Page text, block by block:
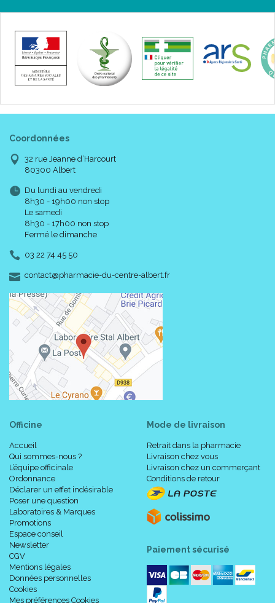
Coordonnées
32 rue Jeanne d’Harcourt
80300 Albert
Du lundi au vendredi
8h30 - 19h00 non stop
Le samedi
8h30 - 17h00 non stop
Fermé le dimanche
03 22 74 45 50
contact-
@-
pharmacie-du-centre-albert.fr
Officine
Accueil
Qui sommes-nous ?
L’équipe officinale
Ordonnance
Déclarer un effet indésirable
Poser une question
Laboratoires & Marques
Promotions
Espace conseil
Newsletter
CGV
Mentions légales
Données personnelles
Cookies
Mes préférences Cookies
Mode de livraison
Retrait dans la pharmacie
Livraison chez vous
Livraison chez un commerçant
Conditions de retour
Paiement sécurisé